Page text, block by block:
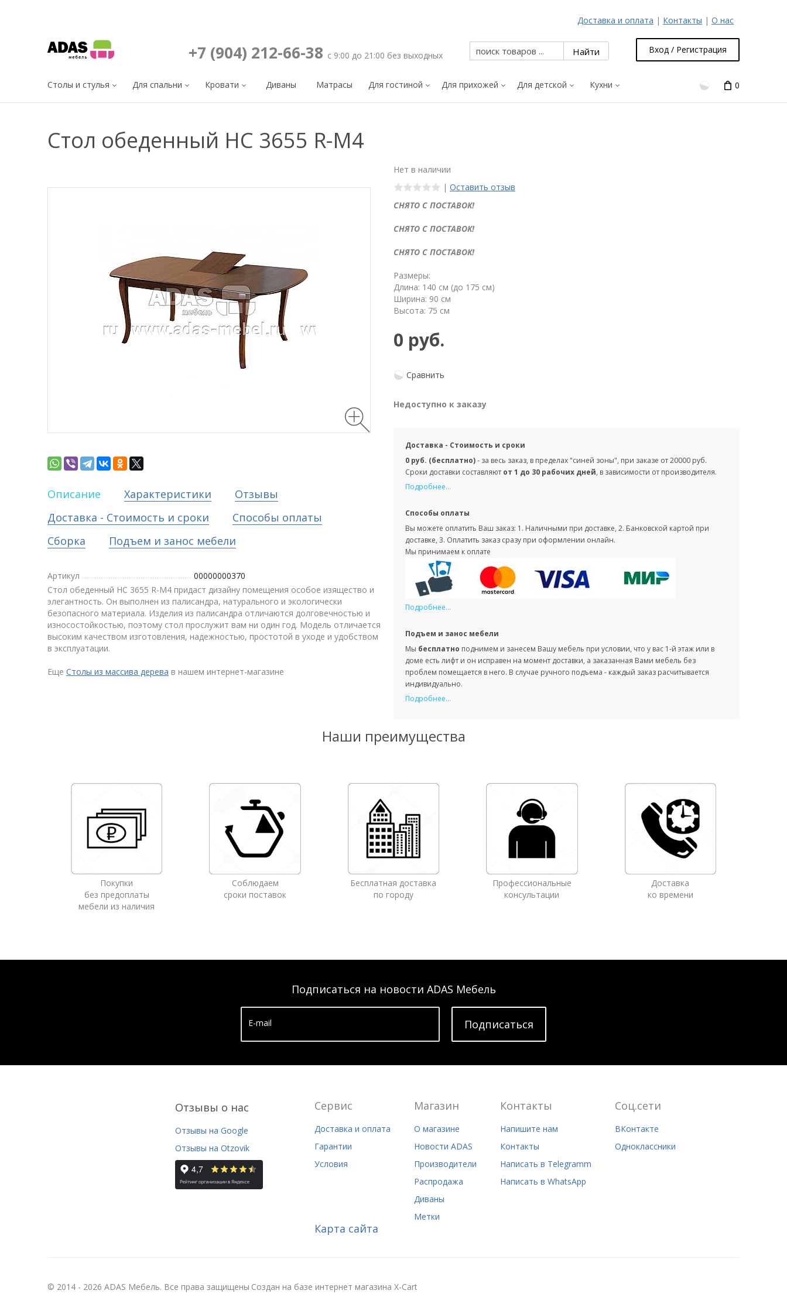
Доставка и оплата | Контакты | О нас
+7 (904) 212-66-38 с 9:00 до 21:00 без выходных
Вход / Регистрация
Столы и стулья Для спальни Кровати Диваны Матрасы Для гостиной Для прихожей Для детской Кухни 0
Стол обеденный HC 3655 R-M4
Нет в наличии
| Оставить отзыв
СНЯТО С ПОСТАВОК!
СНЯТО С ПОСТАВОК!
СНЯТО С ПОСТАВОК!
Размеры:
Длина: 140 см (до 175 см)
Ширина: 90 см
Высота: 75 см
0 руб.
Сравнить
Недоступно к заказу
Доставка - Стоимость и сроки
0 руб. (бесплатно)- за весь заказ, в пределах "синей зоны", при заказе от 20000 руб.
Сроки доставки составляют от 1 до 30 рабочих дней, в зависимости от производителя.
Подробнее...
Способы оплаты
Вы можете оплатить Ваш заказ: 1. Наличными при доставке, 2. Банковской картой при
доставке, 3. Оплатить заказ сразу при оформлении онлайн.
Мы принимаем к оплате
Подробнее...
Подъем и занос мебели
Мы бесплатно поднимем и занесем Вашу мебель при условии, что у вас 1-й этаж или в
доме есть лифт и он исправен на момент доставки, а заказанная Вами мебель без
проблем помещается в него. В случае ручного подъема - каждый заказ расчитывается
индивидуально.
Подробнее...
Описание Характеристики
Отзывы
Доставка - Стоимость и сроки
Способы оплаты
Сборка
Подъем и занос мебели
Артикул
00000000370
Стол обеденный HC 3655 R-M4 придаст дизайну помещения особое изящество и
элегантность. Он выполнен из палисандра, натурального и экологически
безопасного материала. Изделия из палисандра отличаются долговечностью и
износостойкостью, поэтому стол прослужит вам ни один год. Модель отличается
высоким качеством изготовления, надежностью, простотой в уходе и удобством
в эксплуатации.
Еще Столы из массива дерева в нашем интернет-магазине
Наши преимущества
Покупки
без предоплаты
мебели из наличия
Соблюдаем
сроки поставок
Бесплатная доставка
по городу
Профессиональные
консультации
Доставка
ко времени
Подписаться на новости ADAS Мебель
E-mail Подписатьcя
Отзывы о нас
Отзывы на Google
Отзывы на Otzovik
Сервис
Доставка и оплата
Гарантии
Условия
Магазин
О магазине
Новости ADAS
Производители
Распродажа
Диваны
Метки
Контакты
Напишите нам
Контакты
Написать в Telegramm
Написать в WhatsApp
Соц.сети
ВКонтакте
Одноклассники
Карта сайта
© 2014 - 2026 ADAS Мебель. Все права защищены Создан на базе интернет магазина X-Cart